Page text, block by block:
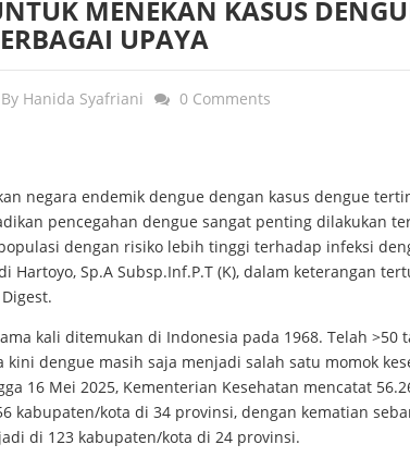
MENEKAN KASUS
UPAYA
By Hanida Syafriani 0 Comments
negara endemik dengue dengan kasus dengue
pencegahan dengue sangat penting dilakukan
dengan risiko lebih tinggi terhadap infeksi
Hartoyo, Sp.A Subsp.Inf.P.T (K), dalam keterangan
kali ditemukan di Indonesia pada 1968. Telah >50
kini dengue masih saja menjadi salah satu momok
16 Mei 2025, Kementerian Kesehatan mencatat
kabupaten/kota di 34 provinsi, dengan kematian
di 123 kabupaten/kota di 24 provinsi.